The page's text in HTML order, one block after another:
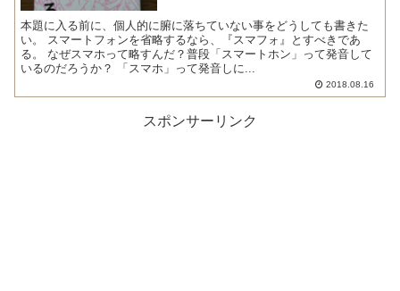
本題に入る前に、個人的に腑に落ちていない事をどうしても書きた
い。 スマートフォンを省略するなら、『スマフォ』とすべきであ
る。 なぜスマホって略すんだ？普段「スマートホン」って発音して
いるのだろうか？ 「スマホ」って発音しに...
2018.08.16
スポンサーリンク